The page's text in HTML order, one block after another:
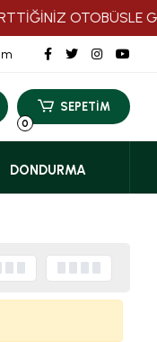
OTOBÜSLE
0
SEPETİM
DONDURMA